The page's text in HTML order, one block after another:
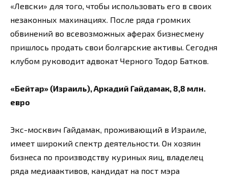
«Левски» для того, чтобы использовать его в своих
незаконных махинациях. После ряда громких
обвинений во всевозможных аферах бизнесмену
пришлось продать свои болгарские активы. Сегодня
клубом руководит адвокат Черного Тодор Батков.
«Бейтар» (Израиль), Аркадий Гайдамак, 8,8 млн.
евро
Экс-москвич Гайдамак, проживающий в Израиле,
имеет широкий спектр деятельности. Он хозяин
бизнеса по производству куриных яиц, владелец
ряда медиаактивов, кандидат на пост мэра